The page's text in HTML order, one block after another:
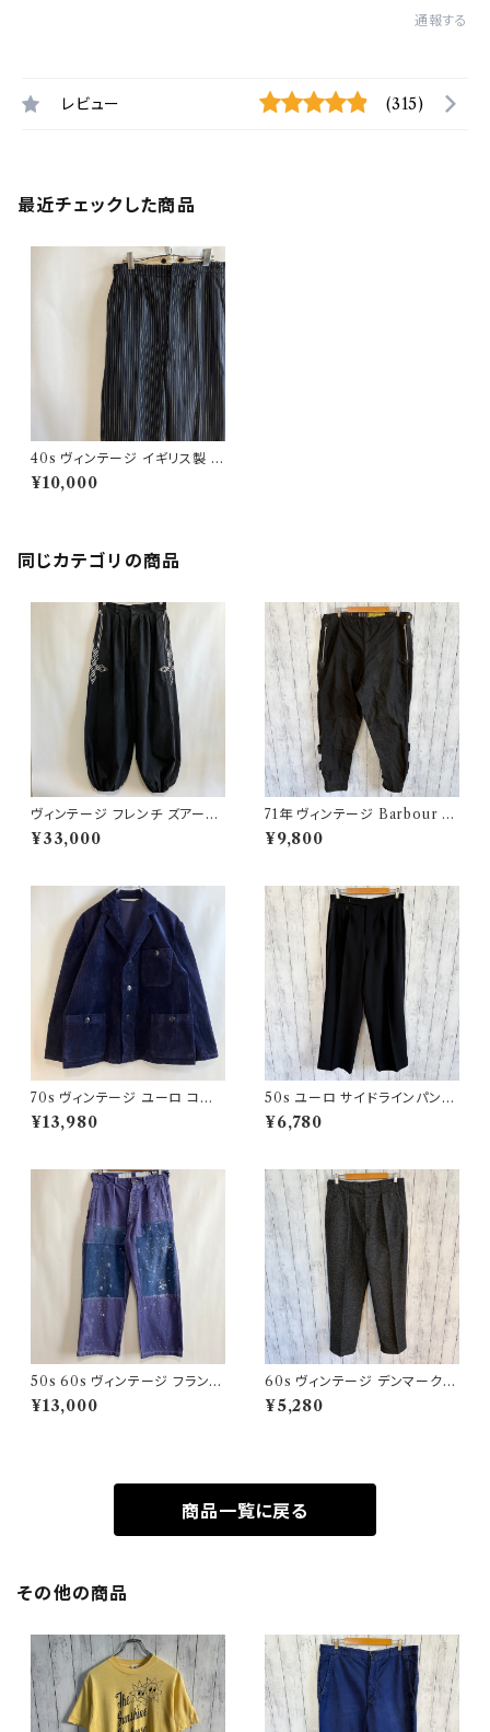
通報する
レビュー (315)
最近チェックした商品
40s ヴィンテージ イギリス製 ス
トライプパンツ ビンテージ ドレ
スパンツ
¥10,000
同じカテゴリの商品
ヴィンテージ フレンチ ズアーブ
パンツ ミリタリー フランス軍 フ
レンチアンティーク
¥33,000
71年 ヴィンテージ Barbour 黄
タグ インターナショナルパンツ
オイルドパンツ Barbour
¥9,800
70s ヴィンテージ ユーロ コー
デュロイ セットアップ ビンテー
ジ
¥13,980
50s ユーロ サイドラインパンツ
ウールパンツ ワイドスラックドレ
スパンツ
¥6,780
50s 60s ヴィンテージ フランス
軍 ワークパンツ ペンキ パッチワ
ーク
¥13,000
60s ヴィンテージ デンマーク軍
ウールパンツ ミリタリーパンツ
スラックス
¥5,280
商品一覧に戻る
その他の商品